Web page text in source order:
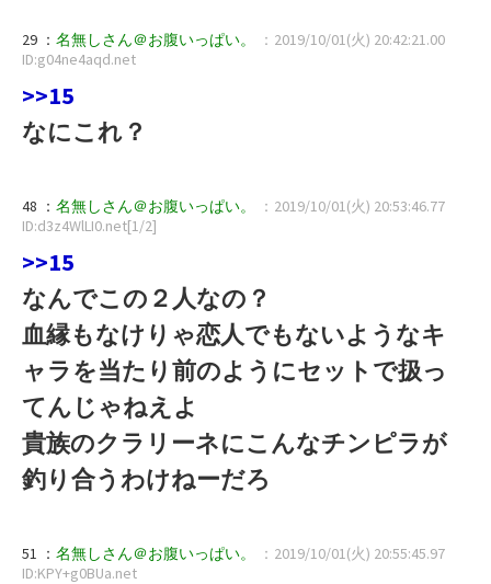
29 ： 名無しさん＠お腹いっぱい。
：2019/10/01(火) 20:42:21.00
ID:g04ne4aqd.net
>>15
なにこれ？
48 ： 名無しさん＠お腹いっぱい。
：2019/10/01(火) 20:53:46.77
ID:d3z4WlLI0.net[1/2]
>>15
なんでこの２人なの？
血縁もなけりゃ恋人でもないようなキ
ャラを当たり前のようにセットで扱っ
てんじゃねえよ
貴族のクラリーネにこんなチンピラが
釣り合うわけねーだろ
51 ： 名無しさん＠お腹いっぱい。
：2019/10/01(火) 20:55:45.97
ID:KPY+g0BUa.net